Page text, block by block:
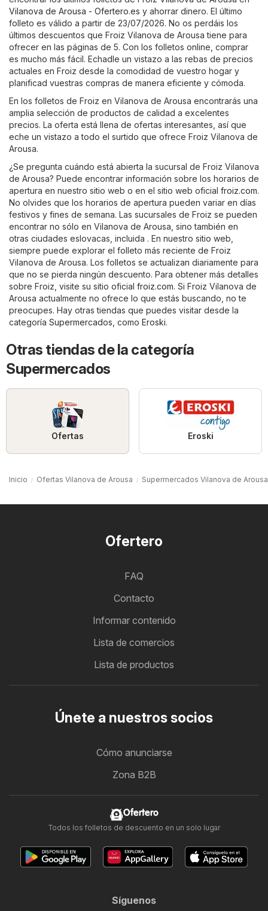
Vilanova de Arousa - Ofertero.es y ahorrar dinero. El último
folleto es válido a partir de 23/07/2026. No os perdáis los
últimos descuentos que Froiz Vilanova de Arousa tiene para
ofrecer en las páginas de 5. Con los folletos online, comprar
es mucho más fácil. Echadle un vistazo a las rebas de precios
actuales en Froiz desde la comodidad de vuestro hogar y
planificad vuestras compras de manera eficiente y cómoda.
En los folletos de Froiz en Vilanova de Arousa encontrarás una
amplia selección de productos de calidad a excelentes
precios. La oferta está llena de ofertas interesantes, así que
eche un vistazo a todo el surtido que ofrece Froiz Vilanova de
Arousa.
¿Se pregunta cuándo está abierta la sucursal de Froiz Vilanova
de Arousa? Puede encontrar información sobre los horarios de
apertura en nuestro sitio web o en el sitio web oficial froiz.com.
No olvides que los horarios de apertura pueden variar en días
festivos y fines de semana. Las sucursales de Froiz se pueden
encontrar no sólo en Vilanova de Arousa, sino también en
otras ciudades eslovacas, incluida . En nuestro sitio web,
siempre puede explorar el folleto más reciente de Froiz
Vilanova de Arousa. Los folletos se actualizan diariamente para
que no se pierda ningún descuento. Para obtener más detalles
sobre Froiz, visite su sitio oficial froiz.com. Si Froiz Vilanova de
Arousa actualmente no ofrece lo que estás buscando, no te
preocupes. Hay otras tiendas que puedes visitar desde la
categoría Supermercados , como Eroski.
Otras tiendas de la categoría
Supermercados
Ofertas Eroski
Inicio Ofertas Vilanova de Arousa Supermercados Vilanova de Arousa
Ofertero
FAQ
Contacto
Informar contenido
Lista de comercios
Lista de productos
Únete a nuestros socios
Cómo anunciarse
Zona B2B
Ofertero
Todos los folletos de descuento en un solo lugar
Síguenos